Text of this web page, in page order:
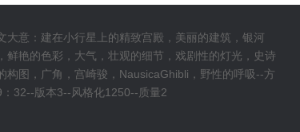
大意：建在小行星上的精致宫殿，美丽的建筑，银河
鲜艳的色彩，大气，壮观的细节，戏剧性的灯光，史诗
构图，广角，宫崎骏，NausicaGhibli，野性的呼吸--方
：32--版本3--风格化1250--质量2